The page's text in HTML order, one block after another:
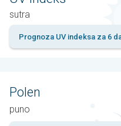
sutra
Prognoza UV indeksa za 6
Polen
puno